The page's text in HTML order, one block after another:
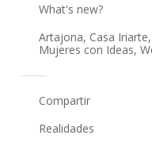
What's new?
Artajona, Casa Iriarte,
Mujeres con Ideas,
Compartir
Realidades